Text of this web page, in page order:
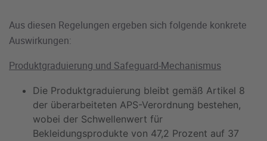
Aus diesen Regelungen ergeben sich folgende konkrete
Auswirkungen:
Produktgraduierung und Safeguard-Mechanismus
Die Produktgraduierung bleibt gemäß Artikel 8
der überarbeiteten APS-Verordnung bestehen,
wobei der Schwellenwert für
Bekleidungsprodukte von 47,2 Prozent auf 37